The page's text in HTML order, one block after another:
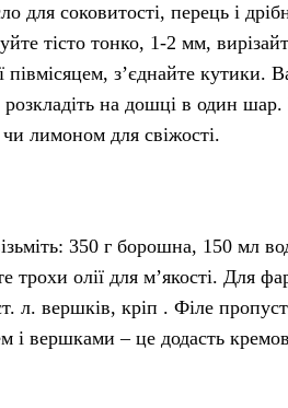
для соковитості, перець і
тісто тонко, 1-2 мм,
з’єднайте кутики.
на дошці в один
лимоном для свіжості.
350 г борошна, 150 мл
трохи олії для м’якості. Для
л. вершків, кріп . Філе
і вершками – це додасть